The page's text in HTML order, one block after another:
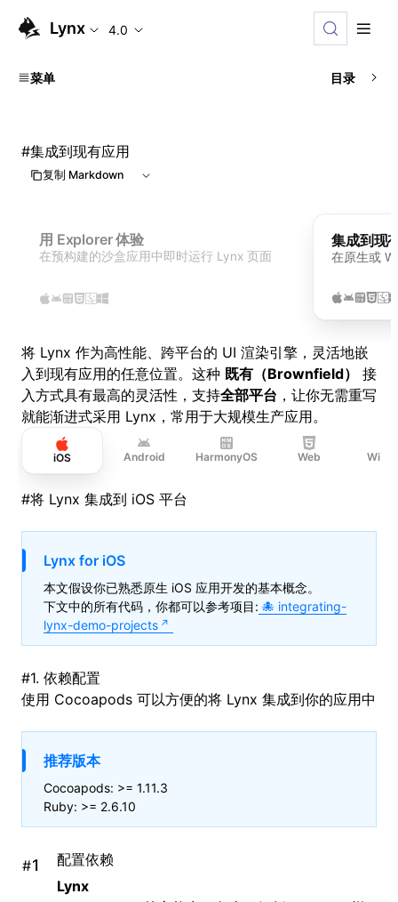
Lynx 4.0
菜单 目录
#集成到现有应用
复制 Markdown
用 Explorer 体验
在预构建的沙盒应用中即时运行 Lynx 页面
集成到现
在原生或
将 Lynx 作为高性能、跨平台的 UI 渲染引擎，灵活地嵌
入到现有应用的任意位置。这种 既有（Brownfield）
接
入方式具有最高的灵活性，支持全部平台 ，让你无需重写
就能渐进式采用 Lynx，常用于大规模生产应用。
iOS Android HarmonyOS Web
#将 Lynx 集成到 iOS 平台
Lynx for iOS
本文假设你已熟悉原生 iOS 应用开发的基本概念。
下文中的所有代码，你都可以参考项目:
integrating-
lynx-demo-projects
#1. 依赖配置
使用 Cocoapods 可以方便的将 Lynx 集成到你的应用中
推荐版本
Cocoapods: >= 1.11.3
Ruby: >= 2.6.10
#
配置依赖
Lynx